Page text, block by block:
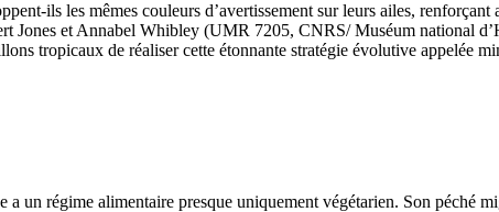
ils les mêmes couleurs d’avertissement sur leurs ailes,
Jones et Annabel Whibley (UMR 7205, CNRS/ Muséum national
tropicaux de réaliser cette étonnante stratégie évolutive appelée
un régime alimentaire presque uniquement végétarien. Son péché